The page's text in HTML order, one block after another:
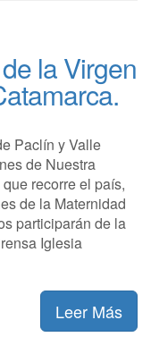
la Virgen
Paclín y Valle
de Nuestra
recorre el país,
de la Maternidad
participarán de la
Iglesia
Leer Más